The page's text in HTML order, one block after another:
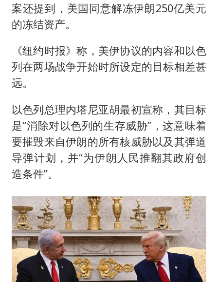
案还提到，美国同意解冻伊朗250亿美元
的冻结资产。
《纽约时报》称，美伊协议的内容和以色
列在两场战争开始时所设定的目标相差甚
远。
以色列总理内塔尼亚胡最初宣称，其目标
是“消除对以色列的生存威胁”，这意味着
要摧毁来自伊朗的所有核威胁以及其弹道
导弹计划，并“为伊朗人民推翻其政府创
造条件”。